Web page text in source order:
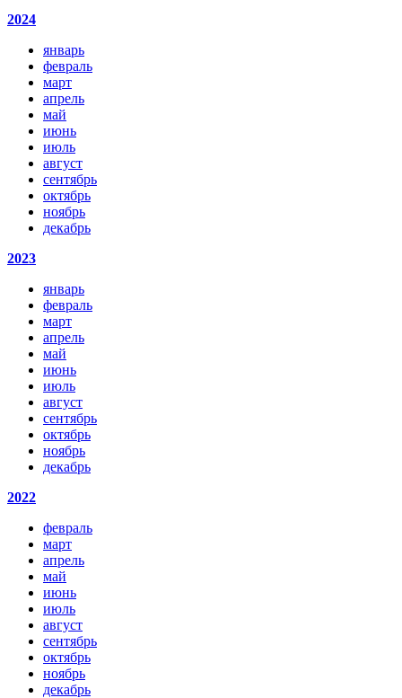
2024
январь
февраль
март
апрель
май
июнь
июль
август
сентябрь
октябрь
ноябрь
декабрь
2023
январь
февраль
март
апрель
май
июнь
июль
август
сентябрь
октябрь
ноябрь
декабрь
2022
февраль
март
апрель
май
июнь
июль
август
сентябрь
октябрь
ноябрь
декабрь